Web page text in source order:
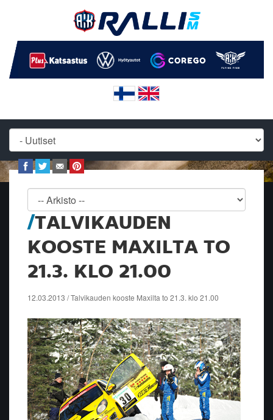
TALVIKAUDEN
KOOSTE MAXILTA TO
21.3. KLO 21.00
12.03.2013 / Talvikauden kooste Maxilta to 21.3. klo 21.00